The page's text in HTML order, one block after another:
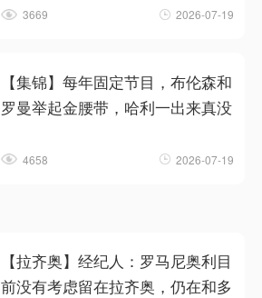
3669 2026-07-19
【集锦】每年固定节目，布伦森和
罗曼举起金腰带，哈利一出来真没
4658 2026-07-19
【拉齐奥】经纪人：罗马尼奥利目
前没有考虑留在拉齐奥，仍在和多